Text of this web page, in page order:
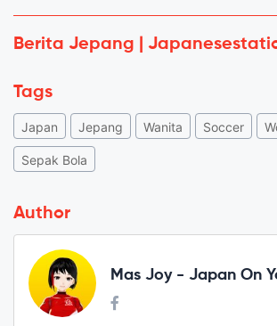
Berita Jepang |
Tags
Japan Jepang Wanita Soccer
Sepak Bola
Author
Mas Joy - Japan On